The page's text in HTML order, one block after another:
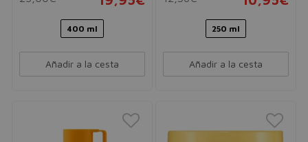
400 ml
Añadir a la cesta
250 ml
Añadir a la cesta